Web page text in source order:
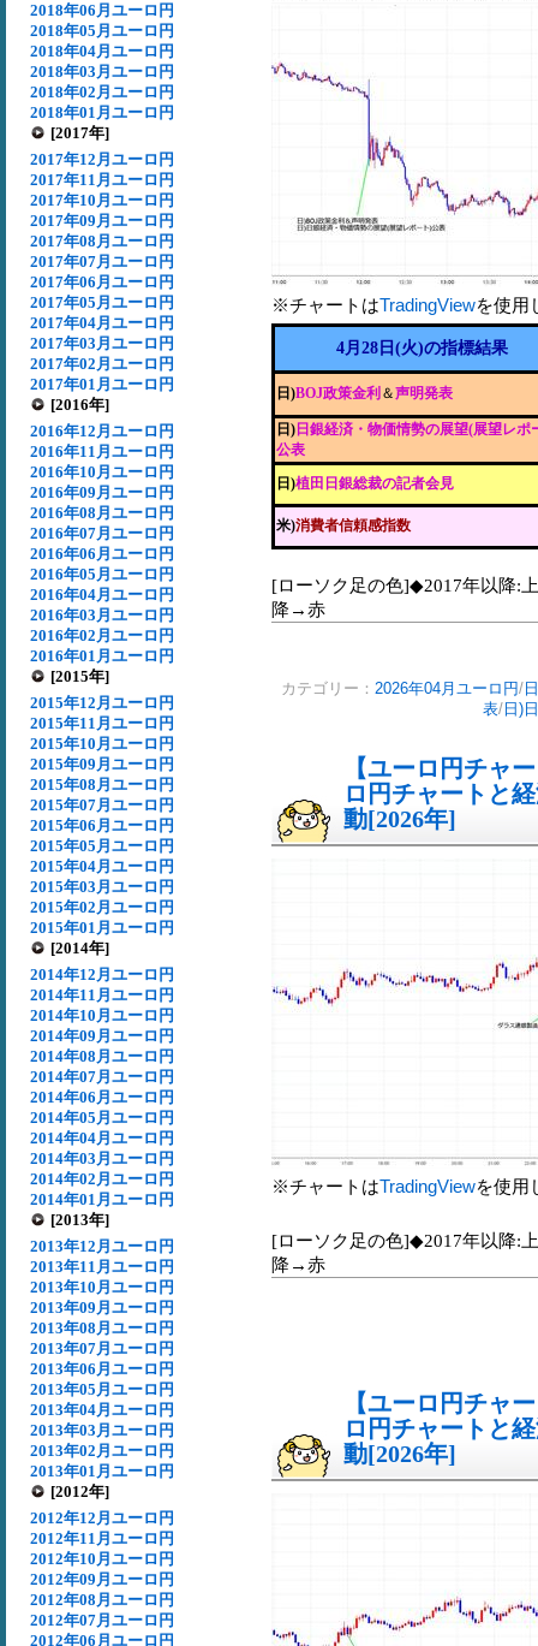
2018年06月ユーロ円
2018年05月ユーロ円
2018年04月ユーロ円
2018年03月ユーロ円
2018年02月ユーロ円
2018年01月ユーロ円
[2017年]
2017年12月ユーロ円
2017年11月ユーロ円
2017年10月ユーロ円
2017年09月ユーロ円
2017年08月ユーロ円
2017年07月ユーロ円
2017年06月ユーロ円
2017年05月ユーロ円
2017年04月ユーロ円
2017年03月ユーロ円
2017年02月ユーロ円
2017年01月ユーロ円
[2016年]
2016年12月ユーロ円
2016年11月ユーロ円
2016年10月ユーロ円
2016年09月ユーロ円
2016年08月ユーロ円
2016年07月ユーロ円
2016年06月ユーロ円
2016年05月ユーロ円
2016年04月ユーロ円
2016年03月ユーロ円
2016年02月ユーロ円
2016年01月ユーロ円
[2015年]
2015年12月ユーロ円
2015年11月ユーロ円
2015年10月ユーロ円
2015年09月ユーロ円
2015年08月ユーロ円
2015年07月ユーロ円
2015年06月ユーロ円
2015年05月ユーロ円
2015年04月ユーロ円
2015年03月ユーロ円
2015年02月ユーロ円
2015年01月ユーロ円
[2014年]
2014年12月ユーロ円
2014年11月ユーロ円
2014年10月ユーロ円
2014年09月ユーロ円
2014年08月ユーロ円
2014年07月ユーロ円
2014年06月ユーロ円
2014年05月ユーロ円
2014年04月ユーロ円
2014年03月ユーロ円
2014年02月ユーロ円
2014年01月ユーロ円
[2013年]
2013年12月ユーロ円
2013年11月ユーロ円
2013年10月ユーロ円
2013年09月ユーロ円
2013年08月ユーロ円
2013年07月ユーロ円
2013年06月ユーロ円
2013年05月ユーロ円
2013年04月ユーロ円
2013年03月ユーロ円
2013年02月ユーロ円
2013年01月ユーロ円
[2012年]
2012年12月ユーロ円
2012年11月ユーロ円
2012年10月ユーロ円
2012年09月ユーロ円
2012年08月ユーロ円
2012年07月ユーロ円
2012年06月ユーロ円
※チャートはTradingViewを使用
4月28日(火)の指標結果
日)BOJ政策金利 ＆声明発表
日) 日銀経済・物価情勢の展望(展望レポ
公表
日)植田日銀総裁の記者会見
米)消費者信頼感指数
[ローソク足の色]◆2017年以降
降→赤
カテゴリー： 2026年04月ユーロ円/
表/ 日)
【ユーロ円チャ
ロ円チャートと
動[2026年]
※チャートはTradingViewを使用
[ローソク足の色]◆2017年以降
降→赤
【ユーロ円チャ
ロ円チャートと
動[2026年]